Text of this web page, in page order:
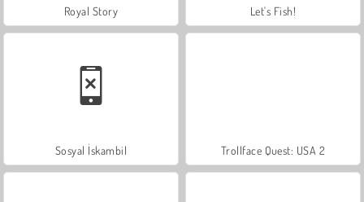
Royal Story Let's Fish!
Sosyal İskambil Trollface Quest: USA 2